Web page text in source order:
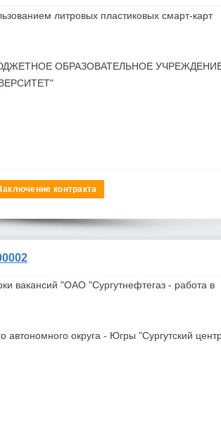
литровых пластиковых смарт-карт
ОБРАЗОВАТЕЛЬНОЕ
контракта
вакансий "ОАО "Сургутнефтегаз - работа в
автономного округа - Югры "Сургутский